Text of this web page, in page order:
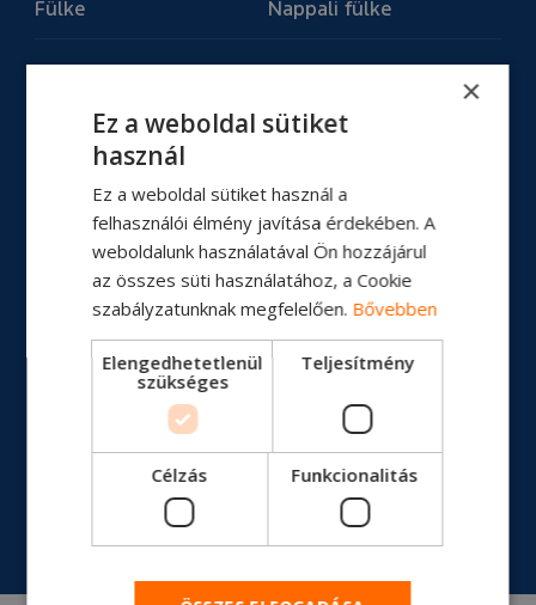
Fülke Nappali fülke
Motor teljesítmény: 330
PS
Üzemanyagtartály 350 L
Erőátvitel
Kézi váltó / 9 + 1
sebesség
RÉSZLETES MŰSZAKI NYOMTATVÁNY
×
Ez a weboldal sütiket
használ
Ez a weboldal sütiket használ a
felhasználói élmény javítása érdekében. A
weboldalunk használatával Ön hozzájárul
az összes süti használatához, a Cookie
szabályzatunknak megfelelően. Bővebben
Elengedhetetlenül
szükséges
Teljesítmény
Célzás Funkcionalitás